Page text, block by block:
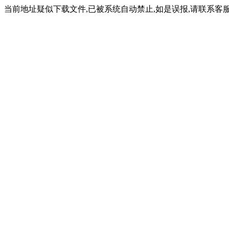
当前地址疑似下载文件,已被系统自动禁止,如是误报,请联系客